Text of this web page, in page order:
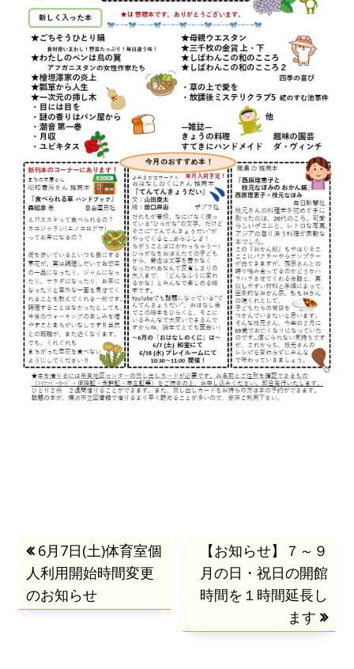
投
稿
前
の
記
6月7日(土)体育室個
人利用開始時間変更
のお知らせ
次
の
記
【お知らせ】７～９
月の日・祝日の開館
時間を１時間延長し
ます